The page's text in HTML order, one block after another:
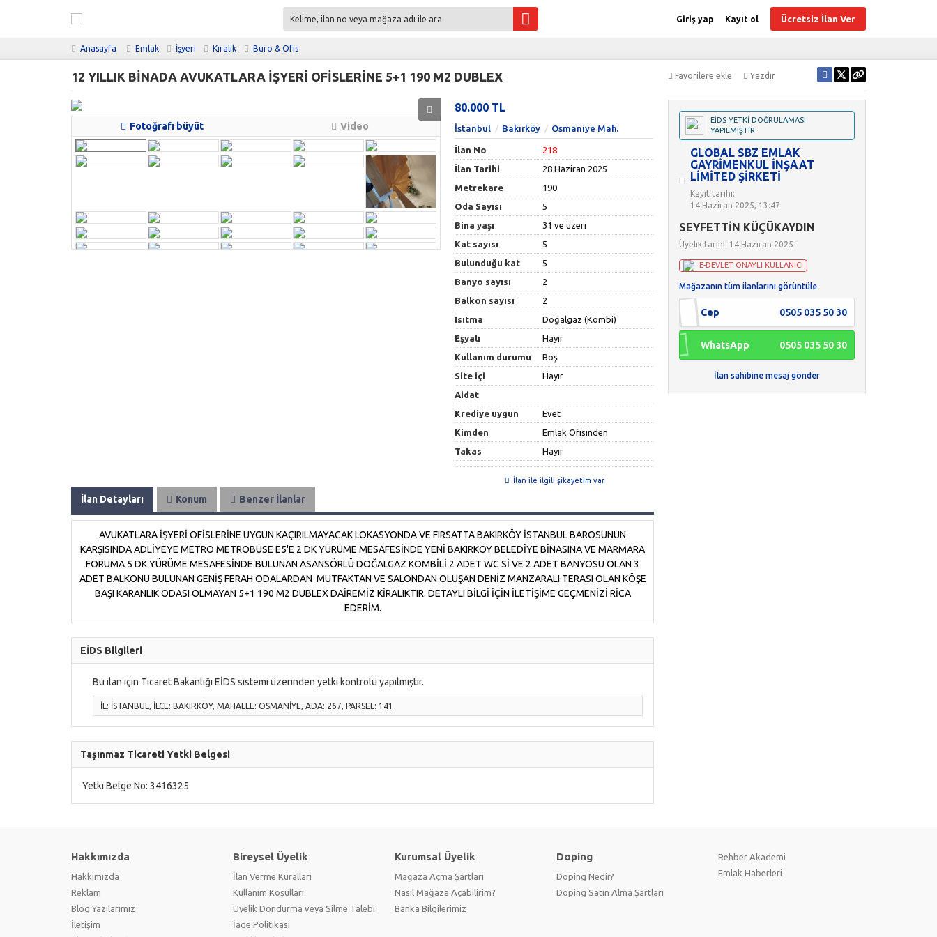
Giriş yap Kayıt ol Ücretsiz İlan Ver
Anasayfa Emlak İşyeri Kiralık Büro & Ofis
12 YILLIK BİNADA AVUKATLARA İŞYERİ OFİSLERİNE 5+1 190 M2 DUBLEX Favorilere ekle Yazdır
Fotoğrafı büyüt Video
80.000 TL
İstanbul Bakırköy Osmaniye Mah.
İlan No
218
İlan Tarihi
28 Haziran 2025
Metrekare
190
Oda Sayısı
5
Bina yaşı
31 ve üzeri
Kat sayısı
5
Bulunduğu kat
5
Banyo sayısı
2
Balkon sayısı
2
Isıtma
Doğalgaz (Kombi)
Eşyalı
Hayır
Kullanım durumu
Boş
Site içi
Hayır
Aidat
Krediye uygun
Evet
Kimden
Emlak Ofisinden
Takas
Hayır
İlan ile ilgili şikayetim var
İlan Detayları Konum Benzer İlanlar
AVUKATLARA İŞYERİ OFİSLERİNE UYGUN KAÇIRILMAYACAK LOKASYONDA VE FIRSATTA BAKIRKÖY İSTANBUL BAROSUNUN
KARŞISINDA ADLİYEYE METRO METROBÜSE E5'E 2 DK YÜRÜME MESAFESİNDE YENİ BAKIRKÖY BELEDİYE BİNASINA VE MARMARA
FORUMA 5 DK YÜRÜME MESAFESİNDE BULUNAN ASANSÖRLÜ DOĞALGAZ KOMBİLİ 2 ADET WC Sİ VE 2 ADET BANYOSU OLAN 3
ADET BALKONU BULUNAN GENİŞ FERAH ODALARDAN MUTFAKTAN VE SALONDAN OLUŞAN DENİZ MANZARALI TERASI OLAN KÖŞE
BAŞI KARANLIK ODASI OLMAYAN 5+1 190 M2 DUBLEX DAİREMİZ KİRALIKTIR. DETAYLI BİLGİ İÇİN İLETİŞİME GEÇMENİZİ RİCA
EDERİM.
EİDS Bilgileri
Bu ilan için Ticaret Bakanlığı EİDS sistemi üzerinden yetki kontrolü yapılmıştır.
İL: İSTANBUL , İLÇE: BAKIRKÖY, MAHALLE: OSMANİYE, ADA: 267, PARSEL: 141
Taşınmaz Ticareti Yetki Belgesi
Yetki Belge No: 3416325
EİDS YETKİ DOĞRULAMASI
YAPILMIŞTIR.
GLOBAL SBZ EMLAK
GAYRİMENKUL İNŞAAT
LİMİTED ŞİRKETİ
Kayıt tarihi:
14 Haziran 2025, 13:47
SEYFETTİN KÜÇÜKAYDIN
Üyelik tarihi: 14 Haziran 2025
E-DEVLET ONAYLI KULLANICI
Mağazanın tüm ilanlarını görüntüle
Cep 0505 035 50 30
WhatsApp 0505 035 50 30
İlan sahibine mesaj gönder
Hakkımızda
Hakkımızda
Reklam
Blog Yazılarımız
İletişim
Bireysel Üyelik
İlan Verme Kuralları
Kullanım Koşulları
Üyelik Dondurma veya Silme Talebi
İade Politikası
Kurumsal Üyelik
Mağaza Açma Şartları
Nasıl Mağaza Açabilirim?
Banka Bilgilerimiz
Doping
Doping Nedir?
Doping Satın Alma Şartları
Rehber Akademi
Emlak Haberleri